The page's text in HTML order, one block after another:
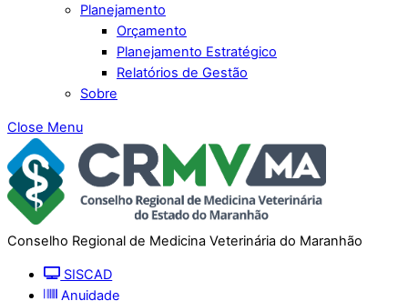
Planejamento
Orçamento
Planejamento Estratégico
Relatórios de Gestão
Sobre
Close Menu
Conselho Regional de Medicina Veterinária do Maranhão
SISCAD
Anuidade